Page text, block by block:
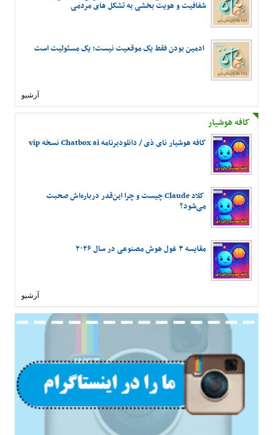
شفافیت و هویت بخشی به تشکل های مردمی
ادمین بودن فقط یک موقعیت نیست؛ یک مسئولیت است
آرشیو
کافه هوشیار
کافه هوشیار نای ذی / دانلودبرنامه Chatbox ai نسخه vip
کلاد Claude چیست و چرا این‌قدر درباره‌اش صحبت
می‌شود؟
مقایسه ۳ غول هوش مصنوعی در سال ۲۰۲۶
آرشیو